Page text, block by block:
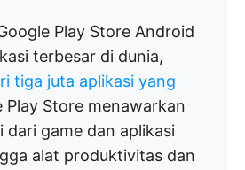
Play Store Android
terbesar di dunia,
tiga juta aplikasi yang
Play Store menawarkan
dari game dan aplikasi
alat produktivitas dan